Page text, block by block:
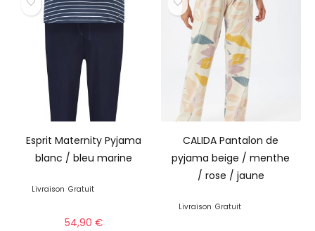
Esprit Maternity Pyjama
blanc / bleu marine
Livraison Gratuit
54,90 €
CALIDA Pantalon de
pyjama beige / menthe
/ rose / jaune
Livraison Gratuit